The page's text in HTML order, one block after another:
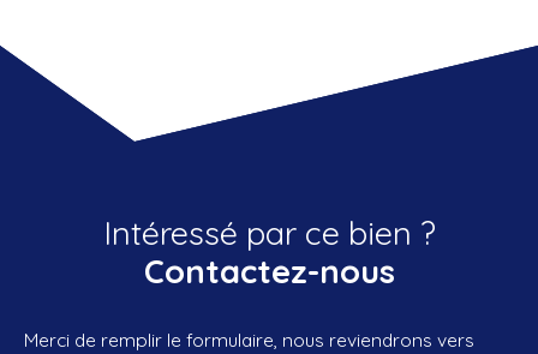
Intéressé par ce bien ?
Contactez-nous
Merci de remplir le formulaire, nous reviendrons vers